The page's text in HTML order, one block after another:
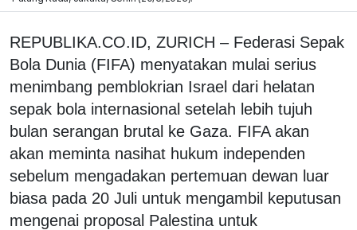
REPUBLIKA.CO.ID, ZURICH – Federasi Sepak
Bola Dunia (FIFA) menyatakan mulai serius
menimbang pemblokrian Israel dari helatan
sepak bola internasional setelah lebih tujuh
bulan serangan brutal ke Gaza. FIFA akan
akan meminta nasihat hukum independen
sebelum mengadakan pertemuan dewan luar
biasa pada 20 Juli untuk mengambil keputusan
mengenai proposal Palestina untuk